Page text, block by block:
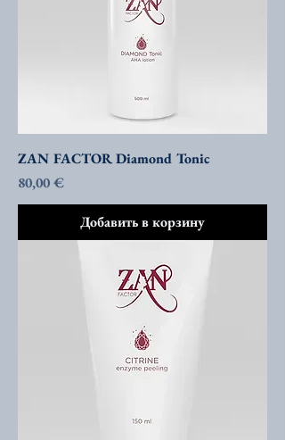
ZAN FACTOR Diamond Tonic
Цена
80,00 €
Добавить в корзину